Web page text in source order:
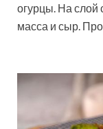
огурцы. На слой
масса и сыр.